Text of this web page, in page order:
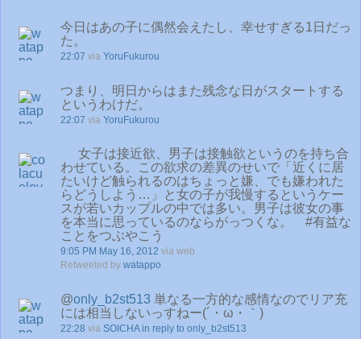
今日はあの子に偶然会えたし、幸せすぎる1日だっ
た。
22:07 via YoruFukurou
つまり、明日からはまた残念な日がスタートする
というわけだ。
22:07 via YoruFukurou
女子は接近欲、男子は接触欲というのを持ち合
わせている。この欲求の差異のせいで「近くに居
たいけど触られるのはちょっと嫌、でも嫌われた
らどうしよう…」と女の子が我慢するというケー
スが若いカップルの中では多い。男子は彼女の事
を本当に思っているのならがっつくな。 #有益な
ことをつぶやこう
9:05 PM May 16, 2012 via web
Retweeted by watappo
@only_b2st513 単なる一方的な感情なのでリア充
には相当しないっすねー(´・ω・｀)
22:28 via SOICHA in reply to only_b2st513